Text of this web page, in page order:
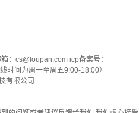
： cs@loupan.com icp备案号：
时间为周一至周五9:00-18:00）
有限公司